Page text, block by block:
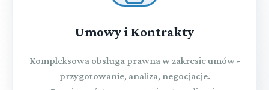
Umowy i Kontrakty
Kompleksowa obsługa prawna w zakresie umów -
przygotowanie, analiza, negocjacje.